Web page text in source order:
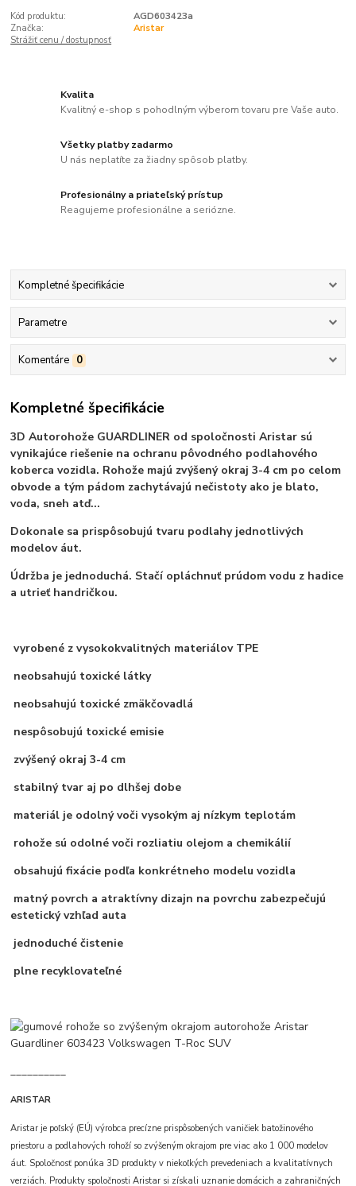
Kód produktu:
AGD603423a
Značka:
Aristar
Strážiť cenu / dostupnosť
Kvalita
Kvalitný e-shop s pohodlným výberom tovaru pre Vaše auto.
Všetky platby zadarmo
U nás neplatíte za žiadny spôsob platby.
Profesionálny a priateľský prístup
Reagujeme profesionálne a seriózne.
Kompletné špecifikácie
Parametre
Komentáre 0
Kompletné špecifikácie
3D Autorohože GUARDLINER od spoločnosti Aristar sú
vynikajúce riešenie na ochranu pôvodného podlahového
koberca vozidla. Rohože majú zvýšený okraj 3-4 cm po celom
obvode a tým pádom zachytávajú nečistoty ako je blato,
voda, sneh atď...
Dokonale sa prispôsobujú tvaru podlahy jednotlivých
modelov áut.
Údržba je jednoduchá. Stačí opláchnuť prúdom vodu z hadice
a utrieť handričkou.
vyrobené z vysokokvalitných materiálov TPE
neobsahujú toxické látky
neobsahujú toxické zmäkčovadlá
nespôsobujú toxické emisie
zvýšený okraj 3-4 cm
stabilný tvar aj po dlhšej dobe
materiál je odolný voči vysokým aj nízkym teplotám
rohože sú odolné voči rozliatiu olejom a chemikálií
obsahujú fixácie podľa konkrétneho modelu vozidla
matný povrch a atraktívny dizajn na povrchu zabezpečujú
estetický vzhľad auta
jednoduché čistenie
plne recyklovateľné
ARISTAR
Aristar je poľský (EÚ) výrobca precízne prispôsobených vaničiek batožinového
priestoru a podlahových rohoží so zvýšeným okrajom pre viac ako 1 000 modelov
áut. Spoločnosť ponúka 3D produkty v niekoľkých prevedeniach a kvalitatívnych
verziách. Produkty spoločnosti Aristar si získali uznanie domácich a zahraničných